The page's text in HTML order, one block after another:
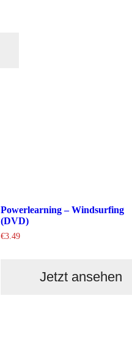
Powerlearning – Windsurfing
(DVD)
€3.49
Jetzt ansehen